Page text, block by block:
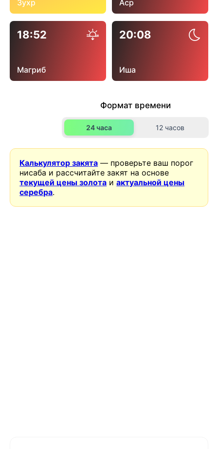
Зухр Аср
18:52
Магриб
20:08
Иша
Формат времени
24 часа 12 часов
Калькулятор закята — проверьте ваш порог
нисаба и рассчитайте закят на основе
текущей цены золота иактуальной цены
серебра.